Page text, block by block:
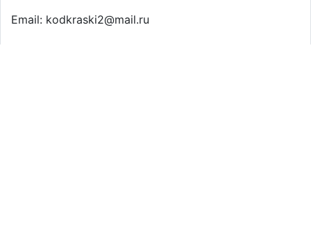
Email: kodkraski2@mail.ru